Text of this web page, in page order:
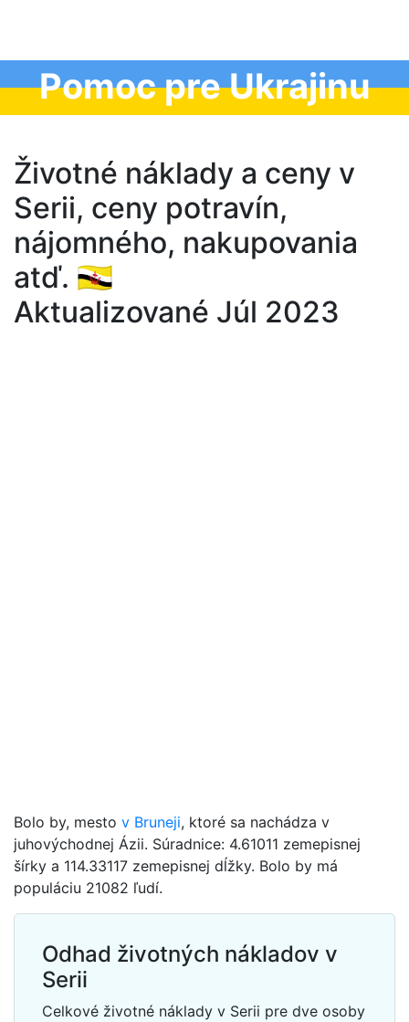
Pomoc pre Ukrajinu
Životné náklady a ceny v
Serii, ceny potravín,
nájomného, nakupovania
atď. 🇧🇳
Aktualizované Júl 2023
Bolo by, mesto v Bruneji, ktoré sa nachádza v
juhovýchodnej Ázii. Súradnice: 4.61011 zemepisnej
šírky a 114.33117 zemepisnej dĺžky. Bolo by má
populáciu 21082 ľudí.
Odhad životných nákladov v
Serii
Celkové životné náklady v Serii pre dve osoby